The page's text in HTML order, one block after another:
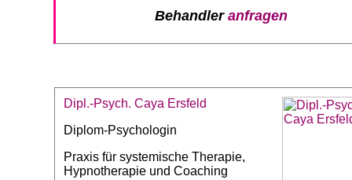
Behandler anfragen
Dipl.-Psych. Caya Ersfeld
Diplom-Psychologin
Praxis für systemische Therapie,
Hypnotherapie und Coaching